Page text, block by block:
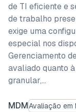
de TI eficiente e
de trabalho
exige uma
especial nos
Gerenciamento
avaliado quanto
granular,…
MDMAvaliação em